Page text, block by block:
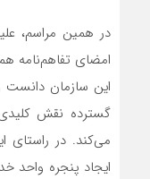
در همین مراسم،
امضای تفاهم‌نامه
این سازمان
گسترده نقش کلیدی
می‌کند. در راستای
ایجاد پنجره واحد